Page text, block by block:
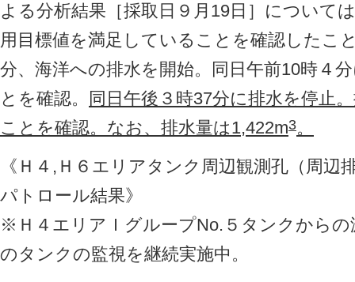
よる分析結果［採取日９月19日］について
用目標値を満足していることを確認したこ
分、海洋への排水を開始。同日午前10時４
とを確認。
同日午後３時37分に排水を停止
ことを確認。なお、排水量は1,422m3。
《Ｈ４,Ｈ６エリアタンク周辺観測孔（周辺
パトロール結果》
※Ｈ４エリアＩグループNo.５タンクから
のタンクの監視を継続実施中。